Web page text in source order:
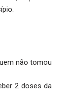
não tomou
2 doses da